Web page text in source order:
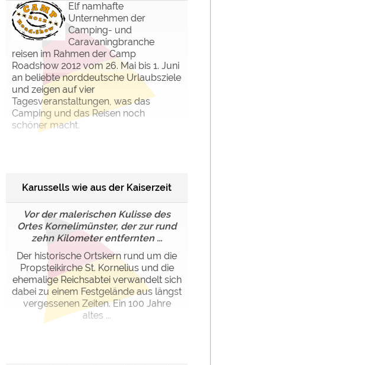
Elf namhafte
Unternehmen der
Camping- und
Caravaningbranche
reisen im Rahmen der Camp
Roadshow 2012 vom 26. Mai bis 1. Juni
an beliebte norddeutsche Urlaubsziele
und zeigen auf vier
Tagesveranstaltungen, was das
Camping und das Reisen noch
schöner macht.
Karussells wie aus der Kaiserzeit
Vor der malerischen Kulisse des
Ortes Kornelimünster, der zur rund
zehn Kilometer entfernten ...
Der historische Ortskern rund um die
Propsteikirche St. Kornelius und die
ehemalige Reichsabtei verwandelt sich
dabei zu einem Festgelände aus längst
vergessenen Zeiten. Ein 100 Jahre
altes ...